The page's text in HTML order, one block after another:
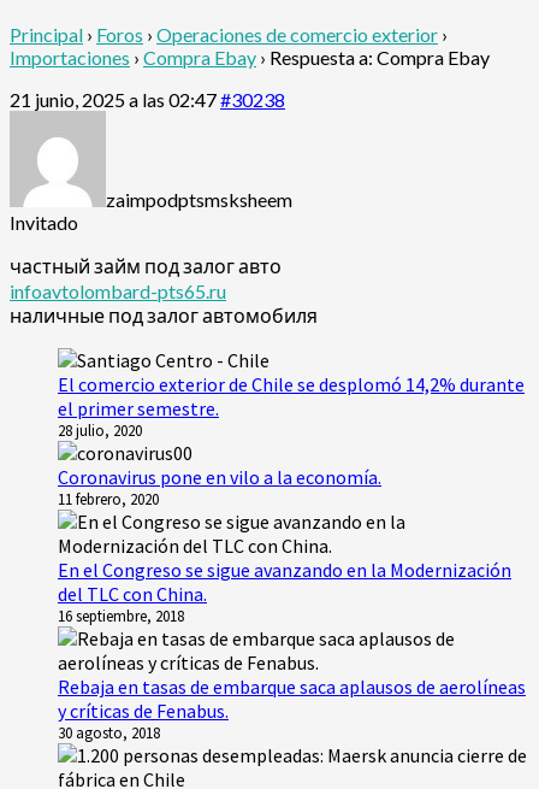
Principal › Foros › Operaciones de comercio exterior ›
Importaciones › Compra Ebay › Respuesta a: Compra Ebay
21 junio, 2025 a las 02:47#30238
zaimpodptsmsksheem
Invitado
частный займ под залог авто
infoavtolombard-pts65.ru
наличные под залог автомобиля
El comercio exterior de Chile se desplomó 14,2% durante
el primer semestre.
28 julio, 2020
Coronavirus pone en vilo a la economía.
11 febrero, 2020
En el Congreso se sigue avanzando en la Modernización
del TLC con China.
16 septiembre, 2018
Rebaja en tasas de embarque saca aplausos de aerolíneas
y críticas de Fenabus.
30 agosto, 2018